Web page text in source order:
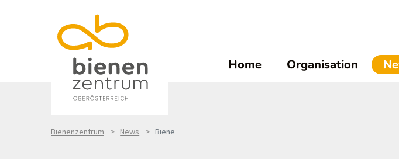
Home Organisation
Bienenzentrum News Biene